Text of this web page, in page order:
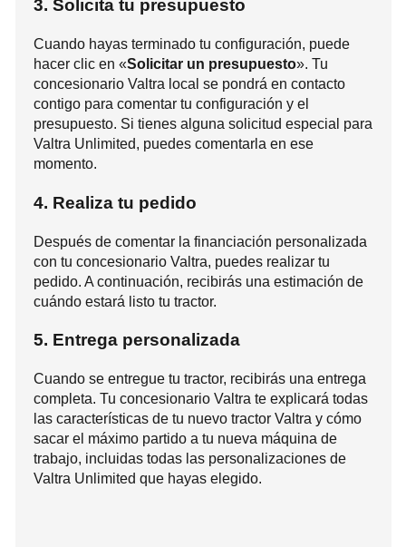
3. Solicita tu presupuesto
Cuando hayas terminado tu configuración, puede
hacer clic en «Solicitar un presupuesto». Tu
concesionario Valtra local se pondrá en contacto
contigo para comentar tu configuración y el
presupuesto. Si tienes alguna solicitud especial para
Valtra Unlimited, puedes comentarla en ese
momento.
4. Realiza tu pedido
Después de comentar la financiación personalizada
con tu concesionario Valtra, puedes realizar tu
pedido. A continuación, recibirás una estimación de
cuándo estará listo tu tractor.
5. Entrega personalizada
Cuando se entregue tu tractor, recibirás una entrega
completa. Tu concesionario Valtra te explicará todas
las características de tu nuevo tractor Valtra y cómo
sacar el máximo partido a tu nueva máquina de
trabajo, incluidas todas las personalizaciones de
Valtra Unlimited que hayas elegido.